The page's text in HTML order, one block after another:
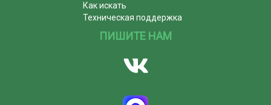
Как искать
Техническая поддержка
ПИШИТЕ НАМ